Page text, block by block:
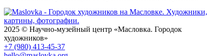
2025 © Научно-музейный центр «Масловка. Городок
художников»
+7 (980) 413-45-37